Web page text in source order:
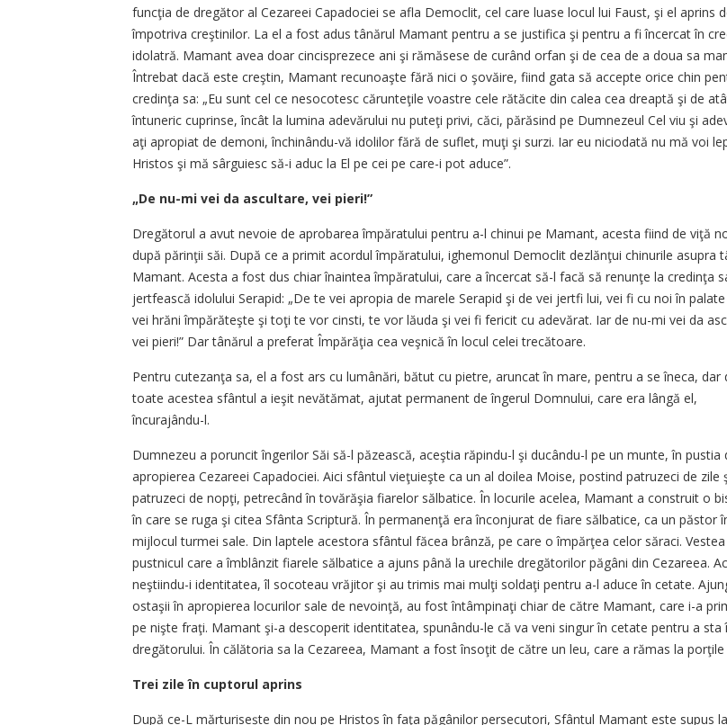
funcţia de dregător al Cezareei Capadociei se afla Democlit, cel care luase locul lui Faust, şi el aprins
împotriva creştinilor. La el a fost adus tânărul Mamant pentru a se justifica şi pentru a fi încercat în
idolatră. Mamant avea doar cincisprezece ani şi rămăsese de curând orfan şi de cea de a doua sa
Întrebat dacă este creştin, Mamant recunoaşte fără nici o şovăire, fiind gata să accepte orice chin
credinţa sa: „Eu sunt cel ce nesocotesc cărunteţile voastre cele rătăcite din calea cea dreaptă şi de
întuneric cuprinse, încât la lumina adevărului nu puteţi privi, căci, părăsind pe Dumnezeul Cel viu şi
aţi apropiat de demoni, închi­nându-vă idolilor fără de suflet, muţi şi surzi. Iar eu niciodată nu mă voi
Hristos şi mă sârguiesc să-i aduc la El pe cei pe care-i pot aduce”.
„De nu-mi vei da ascultare, vei pieri!”
Dregătorul a avut nevoie de aprobarea împăratului pentru a-l chinui pe Mamant, acesta fiind de viţă
după părinţii săi. După ce a primit acordul împăratului, ighemonul Democlit dezlănţui chinurile asupra
Mamant. Acesta a fost dus chiar înaintea împăratului, care a încercat să-l facă să renunţe la credinţa
jertfească idolului Serapid: „De te vei apropia de marele Serapid şi de vei jertfi lui, vei fi cu noi în
vei hrăni împărăteşte şi toţi te vor cinsti, te vor lăuda şi vei fi fericit cu adevărat. Iar de nu-mi vei da
vei pieri!” Dar tânărul a preferat Împărăţia cea veşnică în locul celei trecătoare.
Pentru cutezanţa sa, el a fost ars cu lumânări, bătut cu pietre, aruncat în mare, pentru a se îneca, dar
toate acestea sfântul a ieşit nevătămat, ajutat permanent de îngerul Domnului, care era lângă el,
încurajându-l.
Dumnezeu a poruncit îngerilor Săi să-l păzească, aceştia răpindu-l şi ducându-l pe un munte, în pustia
apropierea Cezareei Capadociei. Aici sfântul vieţuieşte ca un al doilea Moise, postind patruzeci de zile
patruzeci de nopţi, petrecând în tovărăşia fiarelor sălbatice. În locurile acelea, Mamant a construit o
în care se ruga şi citea Sfânta Scriptură. În permanenţă era înconjurat de fiare sălbatice, ca un păstor
mijlocul turmei sale. Din laptele acestora sfântul făcea brânză, pe care o împărţea celor săraci.
pustnicul care a îmblânzit fiarele sălbatice a ajuns până la urechile dregătorilor păgâni din Cezareea.
neştiindu-i identitatea, îl socoteau vrăjitor şi au trimis mai mulţi soldaţi pentru a-l aduce în cetate.
ostaşii în apropierea locurilor sale de nevoinţă, au fost întâmpinaţi chiar de către Mamant, care i-a
pe nişte fraţi. Mamant şi-a descoperit identitatea, spunându-le că va veni singur în cetate pentru a sta
dregătorului. În călătoria sa la Cezareea, Mamant a fost însoţit de către un leu, care a rămas la porţile
Trei zile în cuptorul aprins
După ce-L mărturisește din nou pe Hristos în faţa păgânilor persecutori, Sfântul Mamant este supus